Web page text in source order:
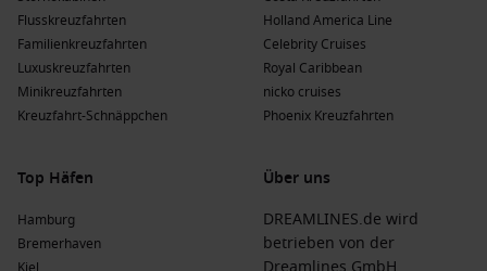
Mittelmeer: Berühmt für seine kulinarische Vielfalt und
atemberaubende Landschaften.
Kreuzfahrten im
bieten die Möglichkeit, einige
der schönsten Strände und kulturellen Hotspots zu
genießen.
Strände und lebendige Partyszene.
Kreuzfahrten zu den
entspannende Tage in Palma,
IbizaundMenorcazu
verbringen.
Flusskreuzfahrten
Familienkreuzfahrten
Luxuskreuzfahrten
Minikreuzfahrten
Kreuzfahrt-Schnäppchen
Holland America Line
Celebrity Cruises
Royal Caribbean
nicko cruises
Phoenix Kreuzfahrten
Top Häfen
Hamburg
Bremerhaven
Über uns
DREAMLINES.de wird
betrieben von der